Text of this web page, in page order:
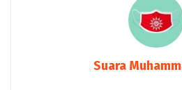
Suara